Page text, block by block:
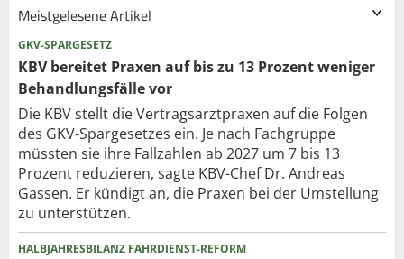
Meistgelesene Artikel
GKV-SPARGESETZ
KBV bereitet Praxen auf bis zu 13 Prozent weniger
Behandlungsfälle vor
Die KBV stellt die Vertragsarztpraxen auf die Folgen
des GKV-Spargesetzes ein. Je nach Fachgruppe
müssten sie ihre Fallzahlen ab 2027 um 7 bis 13
Prozent reduzieren, sagte KBV-Chef Dr. Andreas
Gassen. Er kündigt an, die Praxen bei der Umstellung
zu unterstützen.
HALBJAHRESBILANZ FAHRDIENST-REFORM